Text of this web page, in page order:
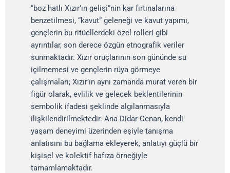
“boz hatlı Xızır’ın gelişi”nin kar fırtınalarına
benzetilmesi, “kavut” geleneği ve kavut yapımı,
gençlerin bu ritüellerdeki özel rolleri gibi
ayrıntılar, son derece özgün etnografik veriler
sunmaktadır. Xızır oruçlarının son gününde su
içilmemesi ve gençlerin rüya görmeye
çalışmaları; Xızır’ın aynı zamanda murat veren bir
figür olarak, evlilik ve gelecek beklentilerinin
sembolik ifadesi şeklinde algılanmasıyla
ilişkilendirilmektedir. Ana Didar Cenan, kendi
yaşam deneyimi üzerinden eşiyle tanışma
anlatısını bu bağlama ekleyerek, anlatıyı güçlü bir
kişisel ve kolektif hafıza örneğiyle
tamamlamaktadır.